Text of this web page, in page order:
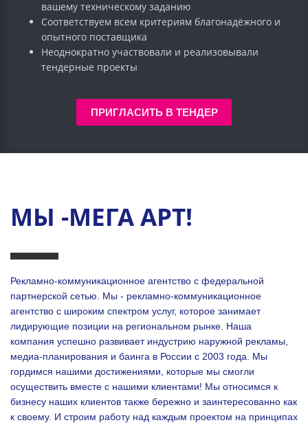
вашему техническому заданию
Соответствуем всем критериям благонадёжного и
опытного поставщика
Неоднократно участвовали и реализовывали
тендерные проекты
ПРИГЛАСИТЬ В ТЕНДЕР
МЫ -МЕГА АРТ!
Рекламно-коммуникационное агентство с федеральной
партнерской сетью. Мы - рекламно-коммуникационное
агентство с широким спектром услуг, которое занимает
лидирующие позиции на региональном рынке. Наша
компания успешно развивает индустрию наружной рекламы,
медиа-планирования и баинга в России с 2003 года. Мы
гордимся нашими достижениями, которые мы смогли
осуществить вместе с нашими клиентами! Мы относимся к
бизнесу наших клиентов также бережно и заинтересованно как
к своему. И строим работу над каждым проектом на принципах